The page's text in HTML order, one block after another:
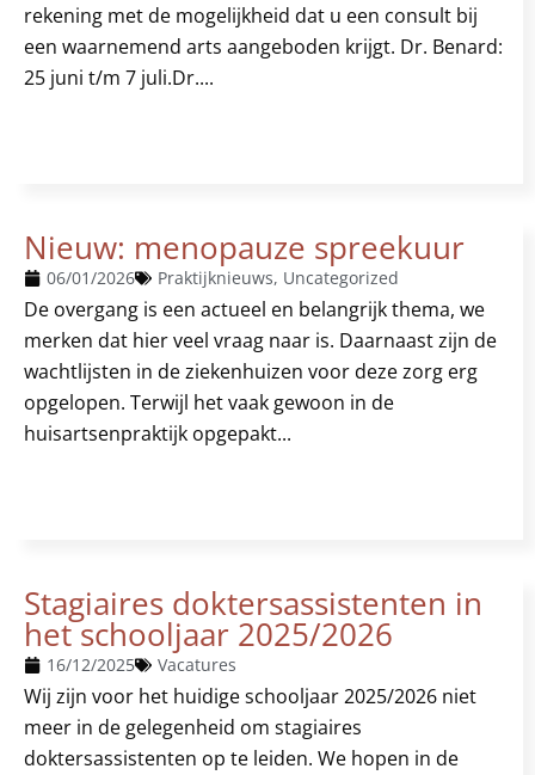
rekening met de mogelijkheid dat u een consult bij
een waarnemend arts aangeboden krijgt. Dr. Benard:
25 juni t/m 7 juli.Dr....
Nieuw: menopauze spreekuur
06/01/2026 Praktijknieuws, Uncategorized
De overgang is een actueel en belangrijk thema, we
merken dat hier veel vraag naar is. Daarnaast zijn de
wachtlijsten in de ziekenhuizen voor deze zorg erg
opgelopen. Terwijl het vaak gewoon in de
huisartsenpraktijk opgepakt...
Stagiaires doktersassistenten in
het schooljaar 2025/2026
16/12/2025 Vacatures
Wij zijn voor het huidige schooljaar 2025/2026 niet
meer in de gelegenheid om stagiaires
doktersassistenten op te leiden. We hopen in de